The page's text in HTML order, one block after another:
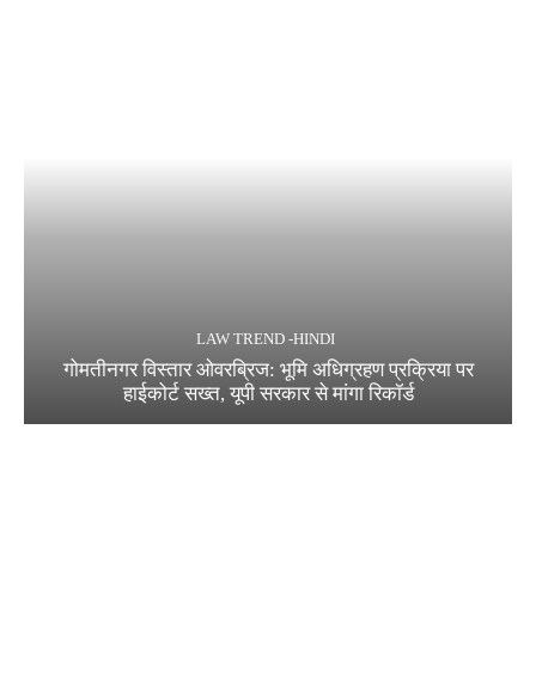
LAW TREND -HINDI
गोमतीनगर विस्तार ओवरब्रिज: भूमि अधिग्रहण प्रक्रिया पर
हाईकोर्ट सख्त, यूपी सरकार से मांगा रिकॉर्ड